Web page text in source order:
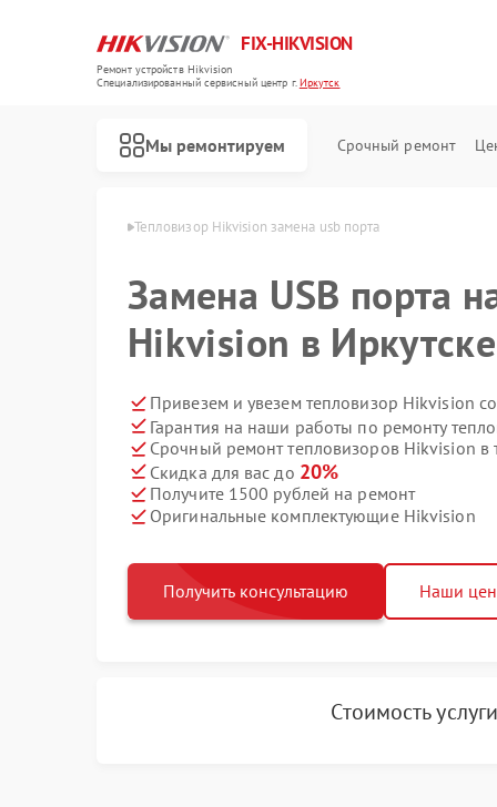
FIX-HIKVISION
Ремонт устройств Hikvision
Специализированный cервисный центр г.Иркутск
Мы ремонтируем Срочный ремонт
Тепловизор Hikvision замена usb порта
Замена USB порта
Hikvision в Иркутске
Привезем и увезем тепловизор Hikvision
Гарантия на наши работы по ремонту
Срочный ремонт тепловизоров Hikvision в
Скидка для вас до 20%
Получите 1500 рублей на ремонт
Оригинальные комплектующие Hikvision
Получить консультацию Наши
Стоимость